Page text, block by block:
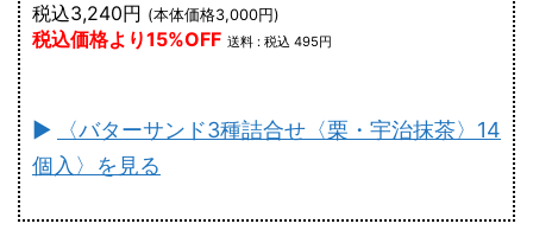
税込3,240円 (本体価格3,000円)
税込価格より15%OFF 送料 : 税込 495円
►
〈バターサンド3種詰合せ〈栗・宇治抹茶〉14
個入〉を見る